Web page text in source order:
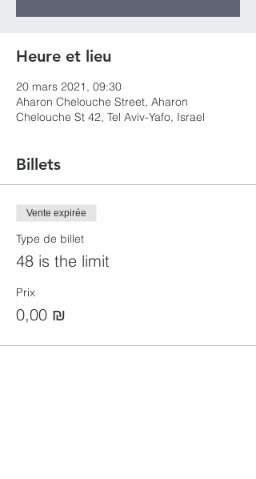
Heure et lieu
20 mars 2021, 09:30
Aharon Chelouche Street, Aharon
Chelouche St 42, Tel Aviv-Yafo, Israel
Billets
Vente expirée
Type de billet
48 is the limit
Prix
0,00 ₪